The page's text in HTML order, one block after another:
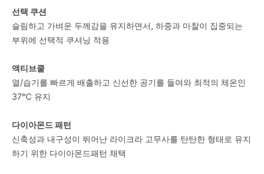
선택 쿠션
슬림하고 가벼운 두께감을 유지하면서, 하중과 마찰이 집중되는
부위에 선택적 쿠셔닝 적용
액티브쿨
열/습기를 빠르게 배출하고 신선한 공기를 들여와 최적의 체온인
37℃ 유지
다이아몬드 패턴
신축성과 내구성이 뛰어난 라이크라 고무사를 탄탄한 형태로 유지
하기 위한 다이아몬드패턴 채택